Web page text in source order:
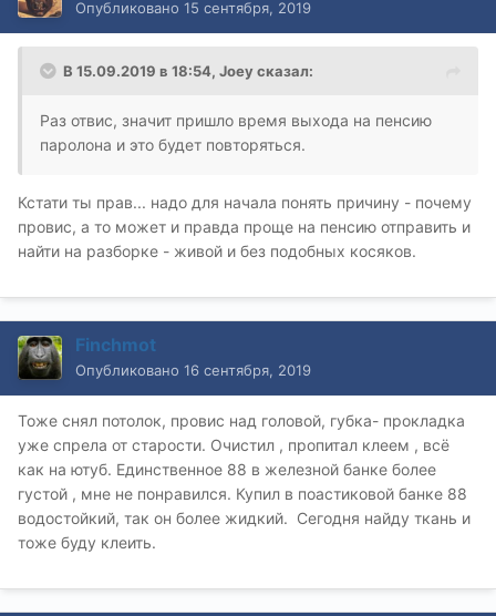
Опубликовано 15 сентября, 2019
В 15.09.2019 в 18:54, Joeyсказал:
Раз отвис, значит пришло время выхода на пенсию
паролона и это будет повторяться.
Кстати ты прав... надо для начала понять причину - почему
провис, а то может и правда проще на пенсию отправить и
найти на разборке - живой и без подобных косяков.
Finchmot
Опубликовано 16 сентября, 2019
Тоже снял потолок, провис над головой, губка- прокладка
уже спрела от старости. Очистил , пропитал клеем , всё
как на ютуб. Единственное 88 в железной банке более
густой , мне не понравился. Купил в поастиковой банке 88
водостойкий, так он более жидкий. Сегодня найду ткань и
тоже буду клеить.